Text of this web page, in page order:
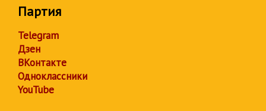
Партия
Telegram
Дзен
ВКонтакте
Одноклассники
YouTube